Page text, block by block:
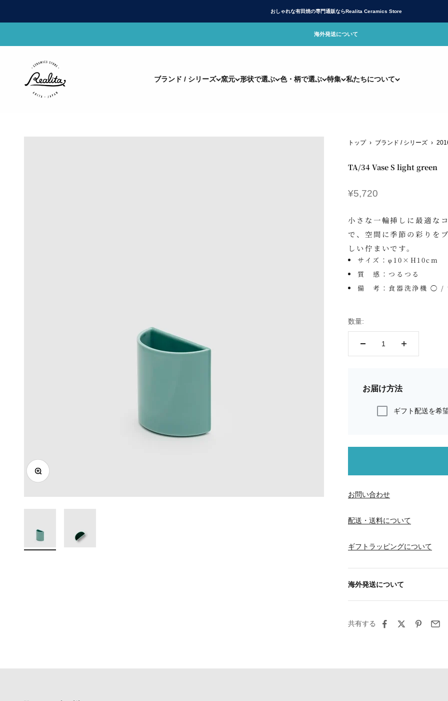
おしゃれな有田焼の専門通販ならRealita Ceramics Store
海外発送について
ブランド / シリーズ 窯元 形状で選ぶ 色・柄で選ぶ 特集 私たちについて
有田焼(ありたやき)の専門通販 Realita Ceramics Store (リアリタ)公式サイト
ズームイン
トップ › ブランド / シリーズ ›
TA/34 Vase S light green
セール価格
¥5,720
小さな一輪挿しに最適な
で、空間に季節の彩りを
しい佇まいです。
サイズ：φ10×H10cm
質 感：つるつる
備 考：食器洗浄機 ◯ /
数量:
お届け方法
ギフト配送を希
お問い合わせ
配送・送料について
ギフトラッピングについて
海外発送について
共有する